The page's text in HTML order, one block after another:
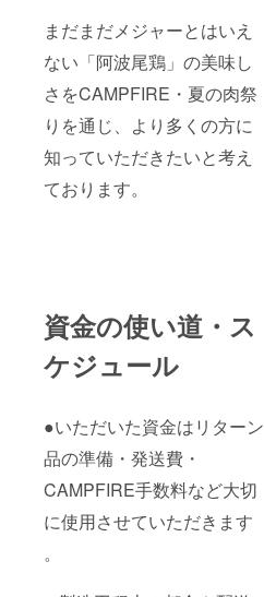
まだまだメジャーとはいえ
ない「阿波尾鶏」の美味し
さをCAMPFIRE・夏の肉祭
りを通じ、より多くの方に
知っていただきたいと考え
ております。
資金の使い道・ス
ケジュール
●いただいた資金はリターン
品の準備・発送費・
CAMPFIRE手数料など大切
に使用させていただきます
。